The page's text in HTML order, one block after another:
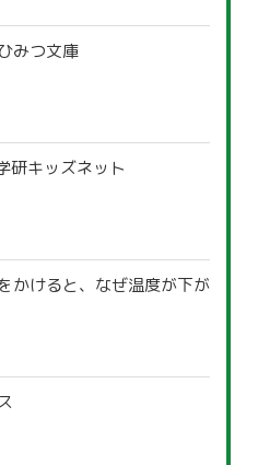
みつ文庫
研キッズネット
かけると、なぜ温度が下が